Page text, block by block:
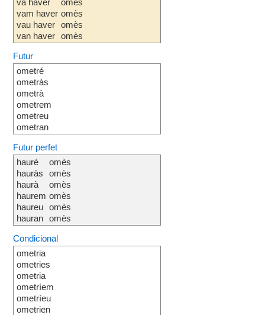
va haver
vam haver
vau haver
van haver
omès
omès
omès
omès
Futur
ometré
ometràs
ometrà
ometrem
ometreu
ometran
Futur perfet
hauré
hauràs
haurà
haurem
haureu
hauran
omès
omès
omès
omès
omès
omès
Condicional
ometria
ometries
ometria
ometríem
ometríeu
ometrien